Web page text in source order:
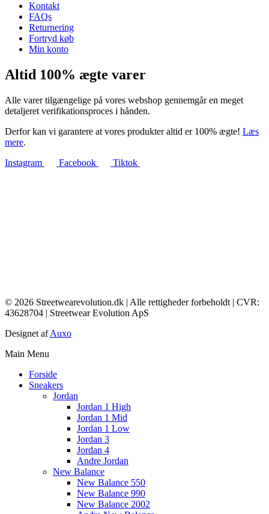
Kontakt
FAQs
Returnering
Fortryd køb
Min konto
Altid 100% ægte varer
Alle varer tilgængelige på vores webshop gennemgår en meget
detaljeret verifikationsproces i hånden.
Derfor kan vi garantere at vores produkter altid er 100% ægte! Læs
mere.
Instagram
Facebook Tiktok
© 2026 Streetwearevolution.dk | Alle rettigheder forbeholdt | CVR:
43628704 | Streetwear Evolution ApS
Designet afAuxo
Main Menu
Forside
Sneakers
Jordan
Jordan 1 High
Jordan 1 Mid
Jordan 1 Low
Jordan 3
Jordan 4
Andre Jordan
New Balance
New Balance 550
New Balance 990
New Balance 2002